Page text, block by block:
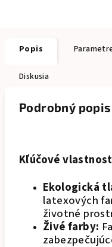
Popis
Diskusia
Podrobný popis
Kľúčové
Ekologická
latexových
životné
Živé farby: